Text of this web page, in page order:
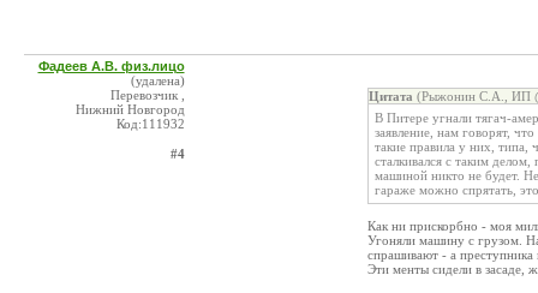
Фадеев А.В. физ.лицо
(удалена)
Перевозчик ,
Нижний Новгород
Код:111932
#4
Цитата (Рыжонин С.А., ИП
В Питере угнали тягач-
заявление, нам говорят,
такие правила у них, типа,
сталкивался с таким
машиной никто не будет.
гараже можно спрятать,
Как ни прискорбно - моя
Угоняли машину с грузом.
спрашивают - а преступника
Эти менты сидели в засаде,